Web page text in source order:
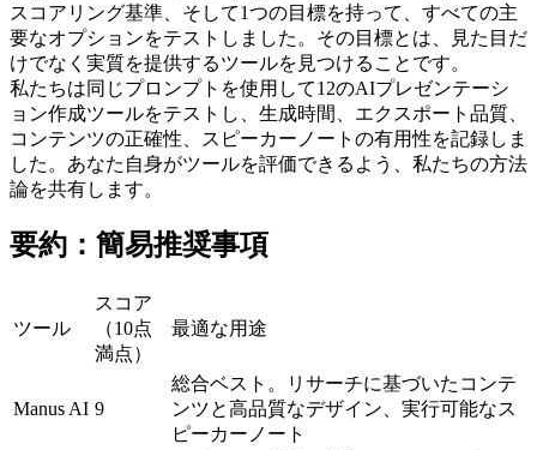
スコアリング基準、そして1つの目標を持って、すべての主
要なオプションをテストしました。その目標とは、見た目だ
けでなく実質を提供するツールを見つけることです。
私たちは同じプロンプトを使用して12のAIプレゼンテーシ
ョン作成ツールをテストし、生成時間、エクスポート品質、
コンテンツの正確性、スピーカーノートの有用性を記録しま
した。あなた自身がツールを評価できるよう、私たちの方法
論を共有します。
要約：簡易推奨事項
ツール
スコア
（10点
満点）
最適な用途
Manus AI 9
総合ベスト 。リサーチに基づいたコンテ
ンツと高品質なデザイン、実行可能なス
ピーカーノート